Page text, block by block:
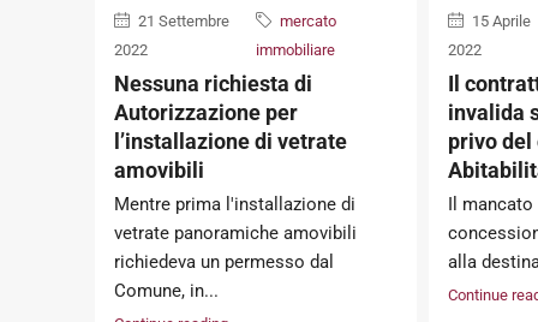
21 Settembre
2022
mercato
immobiliare
Nessuna richiesta di
Autorizzazione per
l’installazione di vetrate
amovibili
Mentre prima l'installazione di
vetrate panoramiche amovibili
richiedeva un permesso dal
Comune, in...
15 Aprile
2022
Il
invalida
privo
Il
alla
Continue